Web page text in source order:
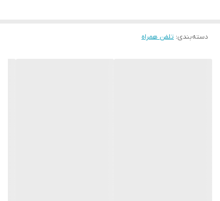
دسته‌بندی: تلفن همراه